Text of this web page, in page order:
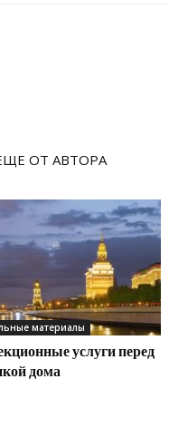
ОТ АВТОРА
материалы
услуги перед
дома